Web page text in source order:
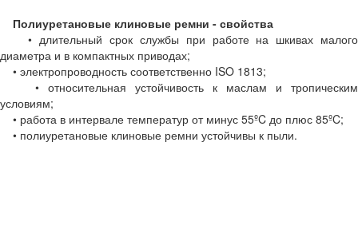
Полиуретановые клиновые ремни - свойства
• длительный срок службы при работе на шкивах малого
диаметра и в компактных приводах;
• электропроводность соответственно ISO 1813;
• относительная устойчивость к маслам и тропическим
условиям;
• работа в интервале температур от минус 55ºC до плюс 85ºC;
• полиуретановые клиновые ремни устойчивы к пыли.